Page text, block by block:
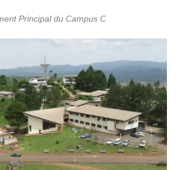
Principal du Campus C